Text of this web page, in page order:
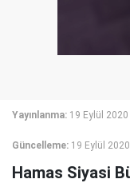
Yayınlanma: 19 Eylül
Güncelleme: 19 Eylül
Hamas Siyasi